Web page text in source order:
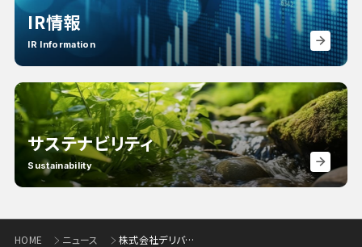
IR情報
IR Information
サステナビリティ
Sustainability
HOME ニュース 株式会社デリバリーの「SDGs宣言」策定の支援について